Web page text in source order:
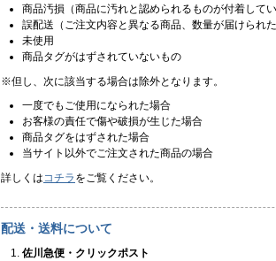
商品汚損（商品に汚れと認められるものが付着してい
誤配送（ご注文内容と異なる商品、数量が届けられた
未使用
商品タグがはずされていないもの
※但し、次に該当する場合は除外となります。
一度でもご使用になられた場合
お客様の責任で傷や破損が生じた場合
商品タグをはずされた場合
当サイト以外でご注文された商品の場合
詳しくは コチラ をご覧ください。
配送・送料について
佐川急便・クリックポスト